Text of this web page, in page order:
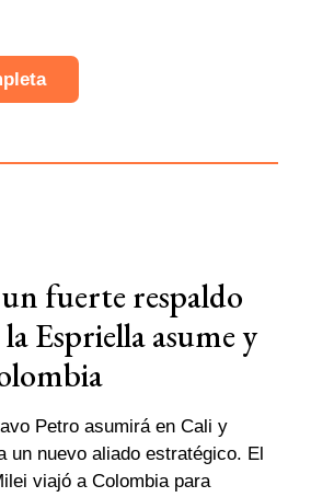
fuerte respaldo
Espriella asume y
Petro asumirá en Cali y
un nuevo aliado estratégico. El
viajó a Colombia para